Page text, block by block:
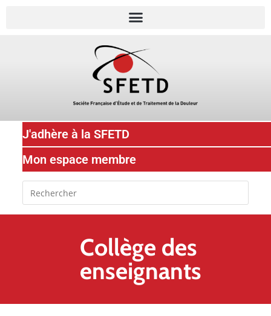
J'adhère à la SFETD
Mon espace membre
Collège des
enseignants